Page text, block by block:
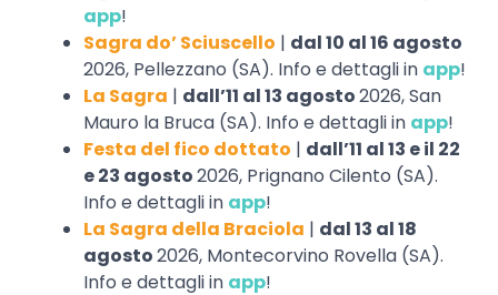
app!
Sagra do’ Sciuscello | dal 10 al 16 agosto
2026, Pellezzano (SA). Info e dettagli in app!
La Sagra | dall’11 al 13 agosto2026, San
Mauro la Bruca (SA). Info e dettagli in app!
Festa del fico dottato | dall’11 al 13 e il 22
e 23 agosto2026, Prignano Cilento (SA).
Info e dettagli in app!
La Sagra della Braciola | dal 13 al 18
agosto2026, Montecorvino Rovella (SA).
Info e dettagli in app!